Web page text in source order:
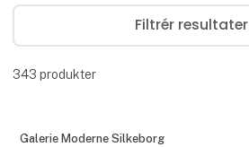
Filtrér resultater
343 produkter
Galerie Moderne Silkeborg